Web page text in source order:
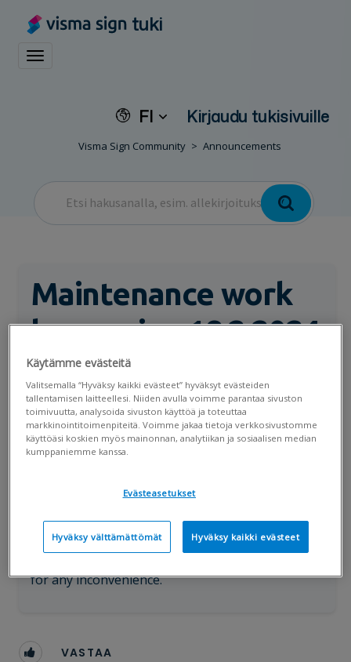
tuki
Toggle navigation
FI Kirjaudu tukisivuille
Visma Sign Community Announcements
Maintenance work
happening 18.2.2024
klo 01:00-05:00
J
Janika Kyöstilä
Visma Sign✓
16.02.2024 1:36 pm
Seuraa
18 February from 01.00 to 05.00 AM. During
maintenance work Nordeas electronic
for any inconvenience.
VASTAA
Käytämme evästeitä
Valitsemalla “Hyväksy kaikki evästeet” hyväksyt evästeiden
tallentamisen laitteellesi. Niiden avulla voimme parantaa sivuston
toimivuutta, analysoida sivuston käyttöä ja toteuttaa
markkinointitoimenpiteitä. Voimme jakaa tietoja verkkosivustomme
käyttöäsi koskien myös mainonnan, analytiikan ja sosiaalisen median
kumppaniemme kanssa.
Evästeasetukset
Hyväksy välttämättömät Hyväksy kaikki evästeet